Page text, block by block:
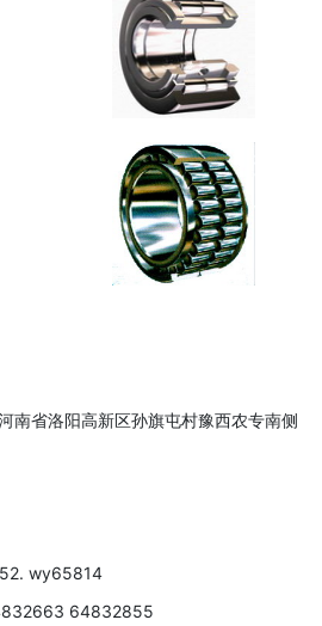
南省洛阳高新区孙旗屯村豫西农专南侧
wy65814
64832855